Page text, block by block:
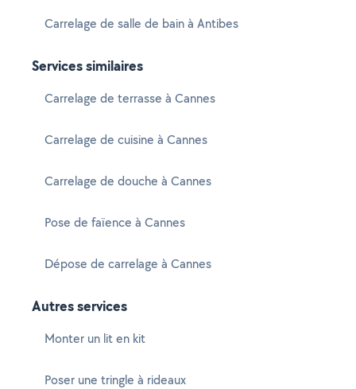
Carrelage de salle de bain à Antibes
Services similaires
Carrelage de terrasse à Cannes
Carrelage de cuisine à Cannes
Carrelage de douche à Cannes
Pose de faïence à Cannes
Dépose de carrelage à Cannes
Autres services
Monter un lit en kit
Poser une tringle à rideaux